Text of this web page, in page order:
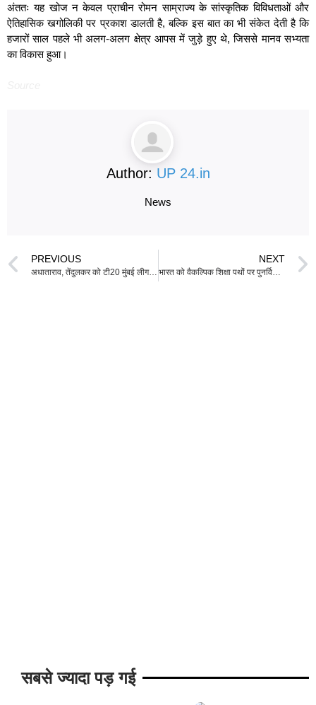
अंततः यह खोज न केवल प्राचीन रोमन साम्राज्य के सांस्कृतिक विविधताओं और
ऐतिहासिक खगोलिकी पर प्रकाश डालती है, बल्कि इस बात का भी संकेत देती है कि
हजारों साल पहले भी अलग-अलग क्षेत्र आपस में जुड़े हुए थे, जिससे मानव सभ्यता
का विकास हुआ।
Author: UP 24.in
News
PREVIOUS
अधाताराव, तेंदुलकर को टी20 मुंबई लीग में खेलने की अनुमति
NEXT
भारत को वैकल्पिक शिक्षा पथों पर पुनर्विचार क्यों करना चाहिए
सबसे ज्यादा पड़ गई